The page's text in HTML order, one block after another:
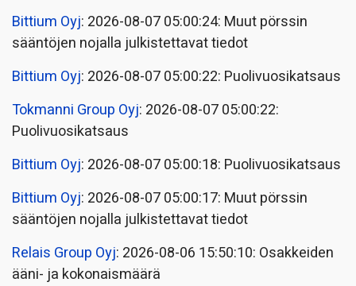
Bittium Oyj: 2026-08-07 05:00:24: Muut pörssin
sääntöjen nojalla julkistettavat tiedot
Bittium Oyj: 2026-08-07 05:00:22: Puolivuosikatsaus
Tokmanni Group Oyj: 2026-08-07 05:00:22:
Puolivuosikatsaus
Bittium Oyj: 2026-08-07 05:00:18: Puolivuosikatsaus
Bittium Oyj: 2026-08-07 05:00:17: Muut pörssin
sääntöjen nojalla julkistettavat tiedot
Relais Group Oyj: 2026-08-06 15:50:10: Osakkeiden
ääni- ja kokonaismäärä